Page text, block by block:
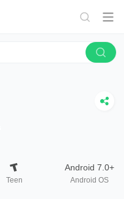
Teen
Android 7.0+
Android OS